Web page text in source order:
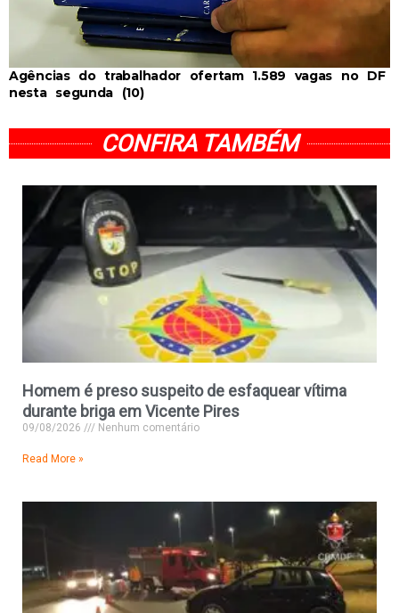
Agências do trabalhador ofertam 1.589 vagas no DF
nesta segunda (10)
CONFIRA TAMBÉM
Homem é preso suspeito de esfaquear vítima
durante briga em Vicente Pires
09/08/2026 Nenhum comentário
Read More »